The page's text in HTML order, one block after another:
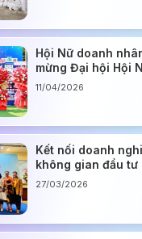
Hội Nữ doanh
mừng Đại hội Hội
Đắk Lắk
11/04/2026
Kết nối doanh
không gian đầu tư
27/03/2026